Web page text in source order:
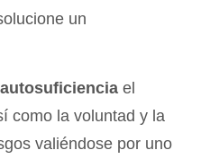
un
autosuficiencia el
como la voluntad y la
valiéndose por uno